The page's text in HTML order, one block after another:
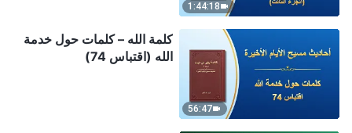
1:44:18
56:47
كلمة الله – كلمات حول خدمة
الله (اقتباس 74)